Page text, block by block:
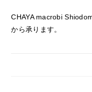
CHAYA macrobi
から承ります。